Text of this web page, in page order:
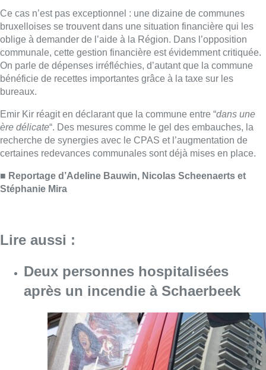
■Reportage d’Adeline Bauwin, Nicolas Scheenaerts et
Stéphanie Mira
Lire aussi :
Deux personnes hospitalisées
après un incendie à Schaerbeek
09 août 2026Consulter l'article "Deux personnes